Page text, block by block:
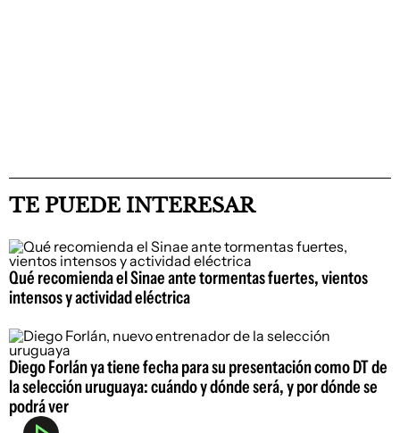
TE PUEDE INTERESAR
Qué recomienda el Sinae ante tormentas fuertes, vientos
intensos y actividad eléctrica
Diego Forlán ya tiene fecha para su presentación como DT de
la selección uruguaya: cuándo y dónde será, y por dónde se
podrá ver